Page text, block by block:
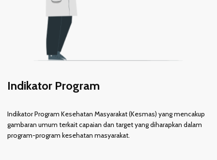
Indikator Program
Indikator Program Kesehatan Masyarakat (Kesmas) yang mencakup
gambaran umum terkait capaian dan target yang diharapkan dalam
program-program kesehatan masyarakat.